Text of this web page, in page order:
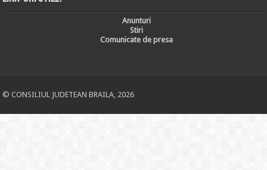
Anunturi
Stiri
Comunicate de presa
© CONSILIUL JUDETEAN BRAILA, 2026